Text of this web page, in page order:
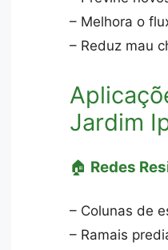
– Melhora o
– Reduz mau
Jardim
🏠 Redes
– Colunas de
– Ramais